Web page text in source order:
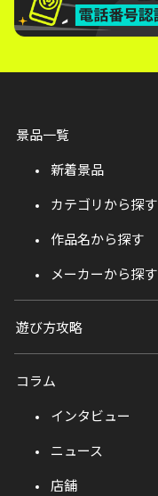
景品一覧
新着景品
カテゴリから探す
作品名から探す
メーカーから探す
遊び方攻略
コラム
インタビュー
ニュース
店舗